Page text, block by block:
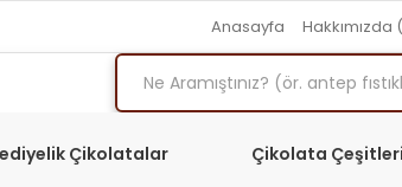
Anasayfa
Çikolatalar Çikolata Çeşitleri